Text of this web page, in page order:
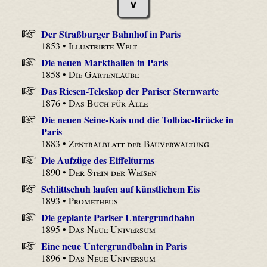
∨
Der Straßburger Bahnhof in Paris
1853 •Illustrirte Welt
Die neuen Markthallen in Paris
1858 •Die Gartenlaube
Das Riesen-Teleskop der Pariser Sternwarte
1876 •Das Buch für Alle
Die neuen Seine-Kais und die Tolbiac-Brücke in
Paris
1883 •Zentralblatt der Bauverwaltung
Die Aufzüge des Eiffelturms
1890 •Der Stein der Weisen
Schlittschuh laufen auf künstlichem Eis
1893 •Prometheus
Die geplante Pariser Untergrundbahn
1895 •Das Neue Universum
Eine neue Untergrundbahn in Paris
1896 •Das Neue Universum